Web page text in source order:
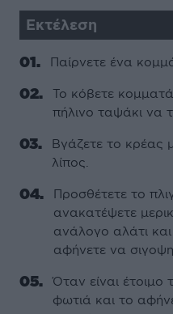
Εκτέλεση
Παίρνετε ένα
Το κόβετε
πήλινο ταψάκι να
Βγάζετε το κρέας
λίπος.
Προσθέτετε το
ανακατέψετε
ανάλογο αλάτι
αφήνετε να
Όταν είναι
φωτιά και το